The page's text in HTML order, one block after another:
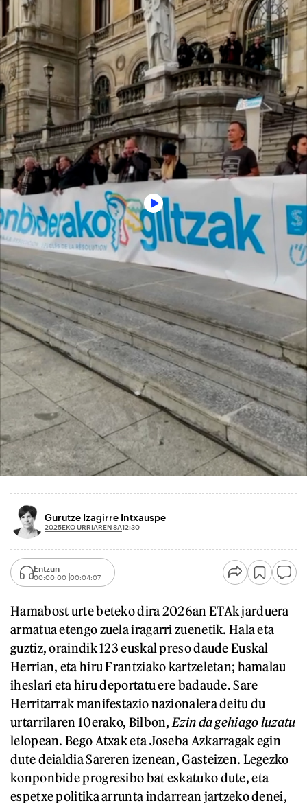
Gurutze Izagirre Intxauspe
2025EKO URRIAREN 8A12:30
Entzun
00:00:00 00:04:07
Hamabost urte beteko dira 2026an ETAk jarduera
armatua etengo zuela iragarri zuenetik. Hala eta
guztiz, oraindik 123 euskal preso daude Euskal
Herrian, eta hiru Frantziako kartzeletan; hamalau
iheslari eta hiru deportatu ere badaude. Sare
Herritarrak manifestazio nazionalera deitu du
urtarrilaren 10erako, Bilbon, Ezin da gehiago luzatu
lelopean. Bego Atxak eta Joseba Azkarragak egin
dute deialdia Sareren izenean, Gasteizen. Legezko
konponbide progresibo bat eskatuko dute, eta
espetxe politika arrunta indarrean jartzeko denei,